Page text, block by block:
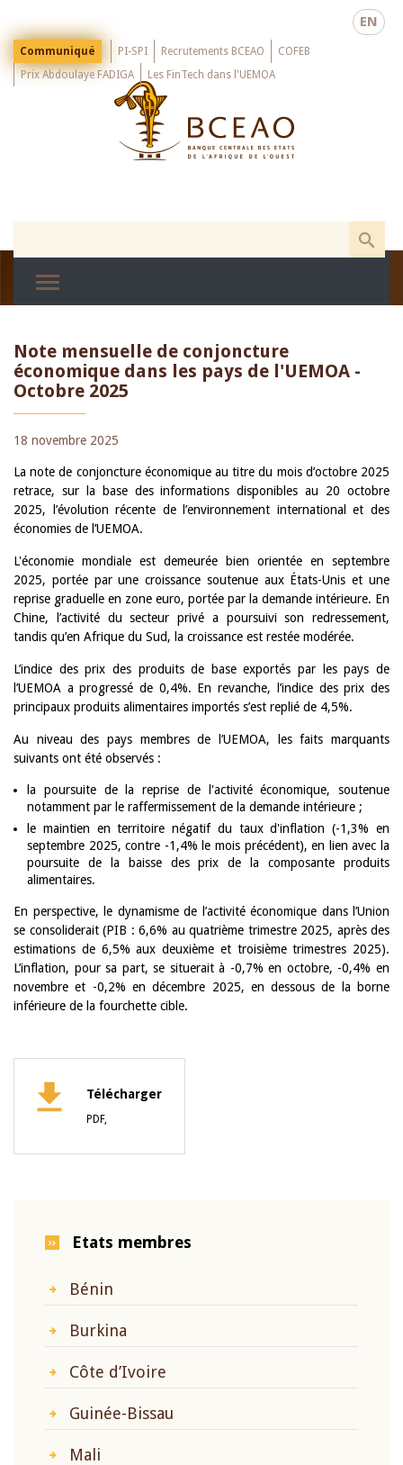
main
EN
Menu
Top
Communiqué PI-SPI Recrutements BCEAO
COFEB
Prix Abdoulaye FADIGA
Les FinTech dans l'UEMOA
Note mensuelle de conjoncture
économique dans les pays de l'UEMOA -
Octobre 2025
18 novembre 2025
La note de conjoncture économique au titre du mois d’octobre 2025
retrace, sur la base des informations disponibles au 20 octobre
2025, l’évolution récente de l’environnement international et des
économies de l’UEMOA.
L'économie mondiale est demeurée bien orientée en septembre
2025, portée par une croissance soutenue aux États-Unis et une
reprise graduelle en zone euro, portée par la demande intérieure. En
Chine, l’activité du secteur privé a poursuivi son redressement,
tandis qu’en Afrique du Sud, la croissance est restée modérée.
L’indice des prix des produits de base exportés par les pays de
l’UEMOA a progressé de 0,4%. En revanche, l’indice des prix des
principaux produits alimentaires importés s’est replié de 4,5%.
Au niveau des pays membres de l’UEMOA, les faits marquants
suivants ont été observés :
la poursuite de la reprise de l'activité économique, soutenue
notamment par le raffermissement de la demande intérieure ;
le maintien en territoire négatif du taux d'inflation (-1,3% en
septembre 2025, contre -1,4% le mois précédent), en lien avec la
poursuite de la baisse des prix de la composante produits
alimentaires.
En perspective, le dynamisme de l’activité économique dans l’Union
se consoliderait (PIB : 6,6% au quatrième trimestre 2025, après des
estimations de 6,5% aux deuxième et troisième trimestres 2025).
L’inflation, pour sa part, se situerait à -0,7% en octobre, -0,4% en
novembre et -0,2% en décembre 2025, en dessous de la borne
inférieure de la fourchette cible.
Télécharger
PDF,
Etats membres
Bénin
Burkina
Côte d’Ivoire
Guinée-Bissau
Mali